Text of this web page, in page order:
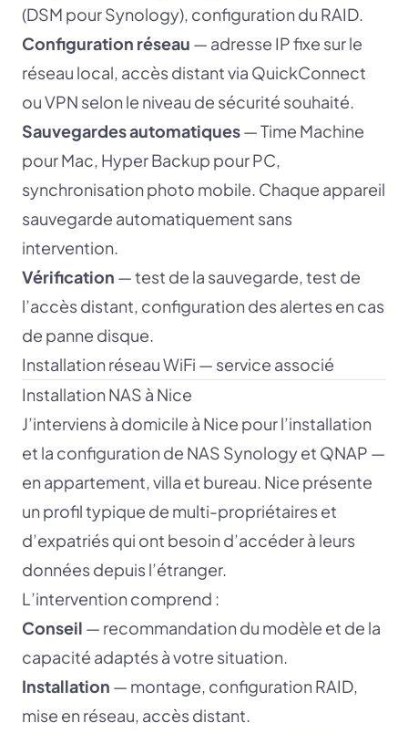
(DSM pour Synology), configuration du RAID.
Configuration réseau — adresse IP fixe sur le
réseau local, accès distant via QuickConnect
ou VPN selon le niveau de sécurité souhaité.
Sauvegardes automatiques— Time Machine
pour Mac, Hyper Backup pour PC,
synchronisation photo mobile. Chaque appareil
sauvegarde automatiquement sans
intervention.
Vérification — test de la sauvegarde, test de
l’accès distant, configuration des alertes en cas
de panne disque.
Installation réseau WiFi — service associé
Installation NAS à Nice
J’interviens à domicile à Nice pour l’installation
et la configuration de NAS Synology et QNAP —
en appartement, villa et bureau. Nice présente
un profil typique de multi-propriétaires et
d’expatriés qui ont besoin d’accéder à leurs
données depuis l’étranger.
L’intervention comprend :
Conseil — recommandation du modèle et de la
capacité adaptés à votre situation.
Installation — montage, configuration RAID,
mise en réseau, accès distant.